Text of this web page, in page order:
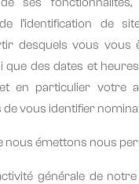
de l’identification de
desquels vous vous
que des dates et heures
en particulier votre
vous identifier
nous émettons nous
générale de